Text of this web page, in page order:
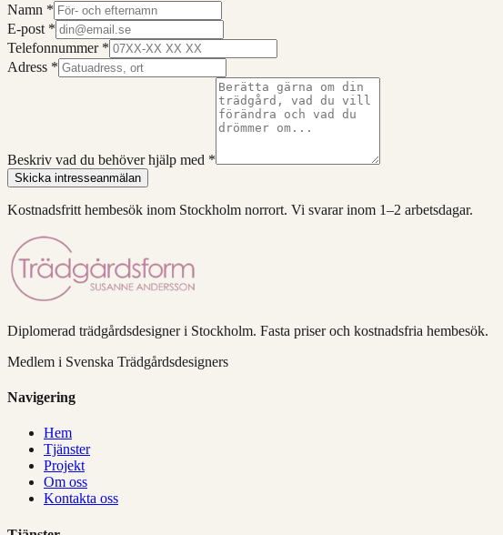
Namn *
E-post *
Telefonnummer *
Adress *
Beskriv vad du behöver hjälp med *
Skicka intresseanmälan
Kostnadsfritt hembesök inom Stockholm norrort. Vi svarar inom 1–2 arbetsdagar.
Diplomerad trädgårdsdesigner i Stockholm. Fasta priser och kostnadsfria hembesök.
Medlem i Svenska Trädgårdsdesigners
Navigering
Hem
Tjänster
Projekt
Om oss
Kontakta oss